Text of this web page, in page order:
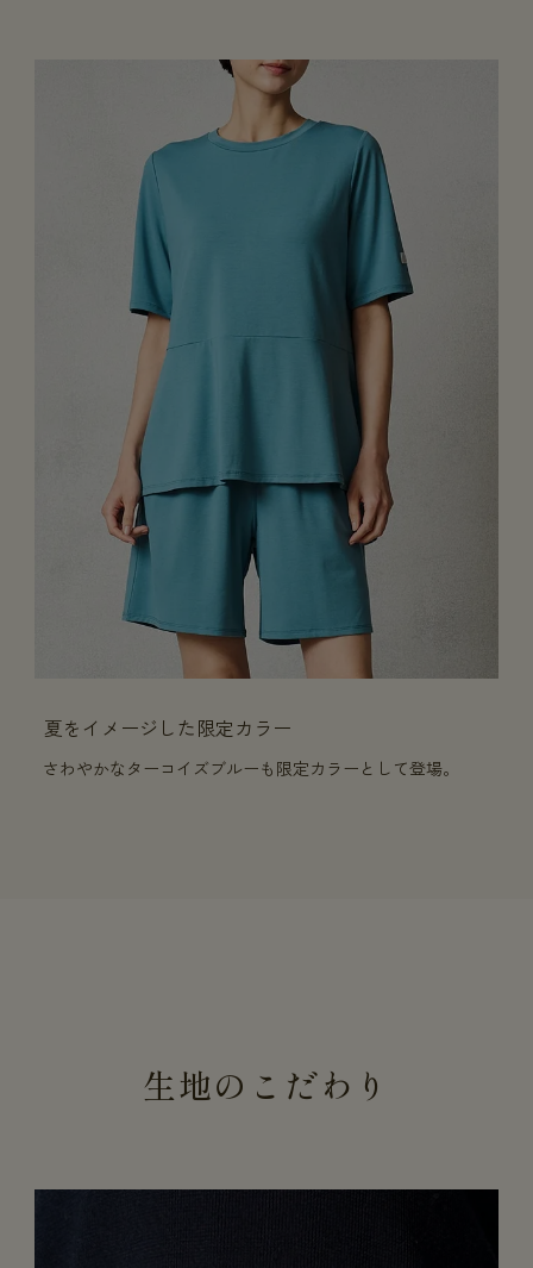
夏をイメージした限定カラー
さわやかなターコイズブルーも限定カラーとして登場。
生地のこだわり